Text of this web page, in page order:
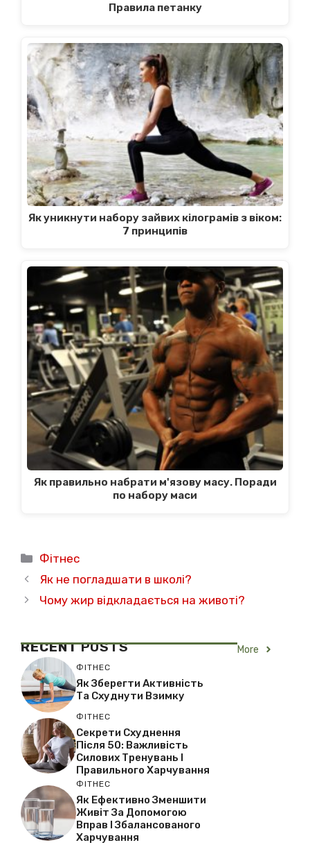
Правила петанку
Як уникнути набору зайвих кілограмів з віком:
7 принципів
Як правильно набрати м'язову масу. Поради
по набору маси
Категорії
Фітнес
Як не погладшати в школі?
Чому жир відкладається на животі?
RECENTPOSTS More
ФІТНЕС
Як Зберегти Активність
Та Схуднути Взимку
ФІТНЕС
Секрети Схуднення
Після 50: Важливість
Силових Тренувань І
Правильного Харчування
ФІТНЕС
Як Ефективно Зменшити
Живіт За Допомогою
Вправ І Збалансованого
Харчування